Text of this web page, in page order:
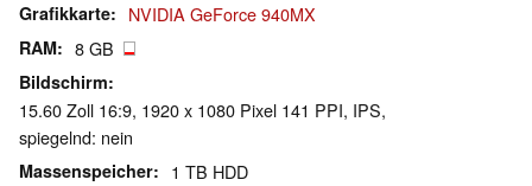
Grafikkarte NVIDIA GeForce 940MX
RAM 8 GB
Bildschirm
15.60 Zoll 16:9, 1920 x 1080 Pixel 141 PPI, IPS,
spiegelnd: nein
Massenspeicher 1 TB HDD